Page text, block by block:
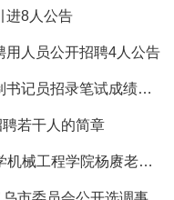
进8人公告
用人员公开招聘4人公告
金华市人民检察院2026年度聘用制书记员招录笔试成绩公示
若干人的简章
劳务派遣人员招聘(派遣至浙江大学机械工程学院杨赓老师课题组)